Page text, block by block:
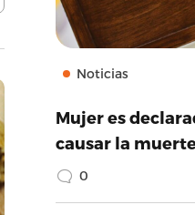
Noticias
Mujer es
causar la
0